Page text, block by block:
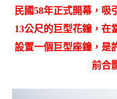
民國58年正式開幕，吸
13公尺的巨型花鐘，在
設置一個巨型座鐘，是
前合